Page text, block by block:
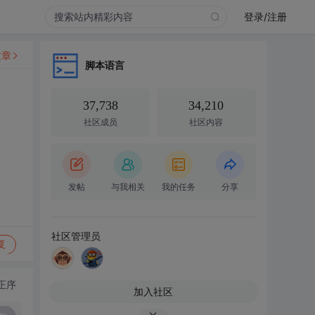
登录/注册
序
脚本语言
37,738
社区成员
34,210
社区内容
发帖 与我相关 我的任务 分享
社区管理员
加入社区